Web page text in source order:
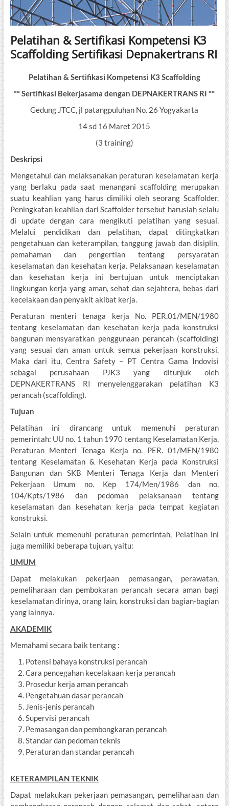
Pelatihan & Sertifikasi Kompetensi K3
Scaffolding Sertifikasi Depnakertrans RI
Pelatihan & Sertifikasi Kompetensi K3 Scaffolding
** Sertifikasi Bekerjasama dengan DEPNAKERTRANS RI **
Gedung JTCC, jl patangpuluhan No. 26 Yogyakarta
14 sd 16 Maret 2015
(3 training)
Deskripsi
Mengetahui dan melaksanakan peraturan keselamatan kerja
yang berlaku pada saat menangani scaffolding merupakan
suatu keahlian yang harus dimiliki oleh seorang Scaffolder.
Peningkatan keahlian dari Scaffolder tersebut haruslah selalu
di update dengan cara mengikuti pelatihan yang sesuai.
Melalui pendidikan dan pelatihan, dapat ditingkatkan
pengetahuan dan keterampilan, tanggung jawab dan disiplin,
pemahaman dan pengertian tentang persyaratan
keselamatan dan kesehatan kerja. Pelaksanaan keselamatan
dan kesehatan kerja ini bertujuan untuk menciptakan
lingkungan kerja yang aman, sehat dan sejahtera, bebas dari
kecelakaan dan penyakit akibat kerja.
Peraturan menteri tenaga kerja No. PER.01/MEN/1980
tentang keselamatan dan kesehatan kerja pada konstruksi
bangunan mensyaratkan penggunaan perancah (scaffolding)
yang sesuai dan aman untuk semua pekerjaan konstruksi.
Maka dari itu, Centra Safety – PT Centra Gama Indovisi
sebagai perusahaan PJK3 yang ditunjuk oleh
DEPNAKERTRANS RI menyelenggarakan pelatihan K3
perancah (scaffolding).
Tujuan
Pelatihan ini dirancang untuk memenuhi peraturan
pemerintah: UU no. 1 tahun 1970 tentang Keselamatan Kerja,
Peraturan Menteri Tenaga Kerja no. PER. 01/MEN/1980
tentang Keselamatan & Kesehatan Kerja pada Konstruksi
Bangunan dan SKB Menteri Tenaga Kerja dan Menteri
Pekerjaan Umum no. Kep 174/Men/1986 dan no.
104/Kpts/1986 dan pedoman pelaksanaan tentang
keselamatan dan kesehatan kerja pada tempat kegiatan
konstruksi.
Selain untuk memenuhi peraturan pemerintah, Pelatihan ini
juga memiliki beberapa tujuan, yaitu:
UMUM
Dapat melakukan pekerjaan pemasangan, perawatan,
pemeliharaan dan pembokaran perancah secara aman bagi
keselamatan dirinya, orang lain, konstruksi dan bagian-bagian
yang lainnya.
AKADEMIK
Memahami secara baik tentang :
Potensi bahaya konstruksi perancah
Cara pencegahan kecelakaan kerja perancah
Prosedur kerja aman perancah
Pengetahuan dasar perancah
Jenis-jenis perancah
Supervisi perancah
Pemasangan dan pembongkaran perancah
Standar dan pedoman teknis
Peraturan dan standar perancah
KETERAMPILAN TEKNIK
Dapat melakukan pekerjaan pemasangan, pemeliharaan dan